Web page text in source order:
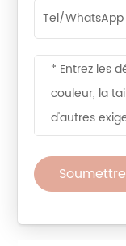
Soumettre